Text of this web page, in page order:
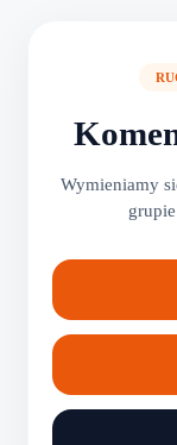
Wymieniamy